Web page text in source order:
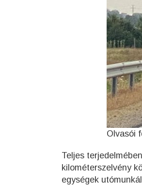
Olvasói
Teljes
kilométerszelvény
egységek